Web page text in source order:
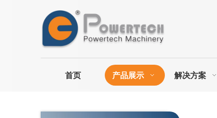
首页 产品展示 解决方案
预制食品大容量节能神钢制冷系统